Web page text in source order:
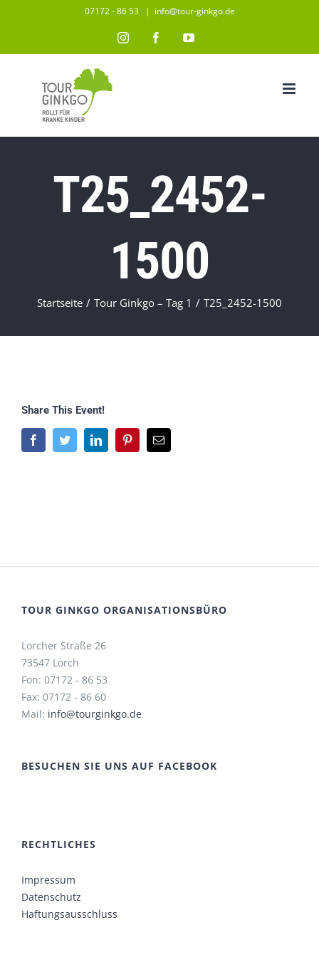
07172 - 86 53 | info@tour-ginkgo.de
InstagramFacebookYouTube
T25_2452-
1500
Startseite / Tour Ginkgo – Tag 1 / T25_2452-1500
Share This Event!
FacebookTwitterLinkedInPinterestE-
Mail
TOUR GINKGO ORGANISATIONSBÜRO
Lorcher Straße 26
73547 Lorch
Fon: 07172 - 86 53
Fax: 07172 - 86 60
Mail: info@tourginkgo.de
BESUCHEN SIE UNS AUF FACEBOOK
RECHTLICHES
Impressum
Datenschutz
Haftungsausschluss